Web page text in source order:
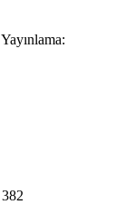
Yayınlama:
382